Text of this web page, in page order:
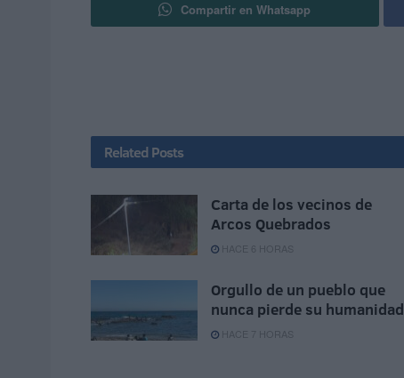
Compartir en Whatsapp
Related Posts
Carta de los vecinos de
Arcos Quebrados
HACE 6 HORAS
Orgullo de un pueblo que
nunca pierde su humanidad
HACE 7 HORAS